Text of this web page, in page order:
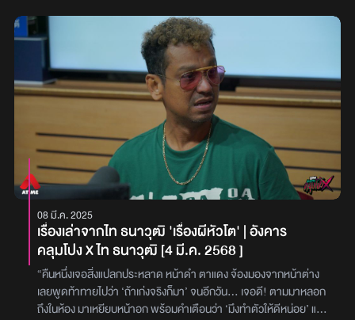
ของอาม่า! ต่อมาถึงได้รู้ว่าอาม่าที่เขาคุ้นเคยได้เสียชีวิตไปแล้ว!!
#อังคารคลุมโปง‘คุณบอส’ เล่าเรื่องหลอนเมื่อคุณพ่อได้เห็นเหตุการณ์
สุดสยองที่ไม่เคยลืม! จากการเห็นอาม่าข้างบ้าน ที่ดูเหมือนจะเป็นการ
หยอกล้อธรรมดา แต่กลับกลายเป็นภาพหลอนของวิญญาณที่ผูกคอ
ตาย! ทำไมถึงเป็นผีเสื้อที่มีหน้าคล้ายอาม่า? ฟังเรื่องสุดหลอนนี้ไป
พร้อมกับ ‘ดีเจแนน’ และ ‘ดีเจเจ็ม’ ในรายการ ‘อังคารคลุมโปง X’ (4
มีนาคม 2568) แล้วเหตุการณ์ณ์สุดหลอนนี้จะจบลงอย่างไร ไปติดตาม
พร้อมกันเลย!!‘คุณบอส’ เล่าว่า เรื่องนี้เป็นเหตุการณ์ที่คุณพ่อของตน
เคยพบเจอ และถูกเล่าต่อกันมาจนถึงรุ่นของตน เหตุการณ์นี้เกิดขึ้นเมื่อ
กว่า 50 ปีที่แล้ว ในกรุงเทพมหานคร บ้านของคุณบอสเป็นครอบครัวชาว
จีน อากงและอาม่า มีลูกทั้งหมด 5 คน โดยคุณพ่อของคุณบอสเป็นลูก
คนกลาง ในสมัยนั้นซอยที่บ้านของคุณพ่อตั้งอยู่เป็นซอยลึก และเงียบ
สงบ มีบ้านเรือนอยู่ไม่มากนัก ส่วนตัวบ้านของคุณพ่อมีขนาดค่อนข้าง
ใหญ่ ข้างบ้านเป็นที่อาศัยของ ‘อาม่า’ ท่านหนึ่ง ซึ่งอยู่เพียงลำพัง ลูก
หลานของท่านจะมาเยี่ยมเพียงนาน ๆ ครั้งในสมัยนั้น คุณพ่อของคุณ
บอสยังเป็นเด็ก มักออกไปวิ่งเล่น และเตะฟุตบอลกับเพื่อน ๆ ด้วยความที่
บ้านอยู่ใกล้กัน คุณพ่อจึงสนิทกับอาม่า ข้างบ้านไปด้วย อาม่าท่านนี้มัก
ทำกิจวัตรประจำวันในตอนเช้า และทุกครั้งที่พบกันก็มักจะทักทายคุณ
08 มี.ค. 2025
เรื่องเล่าจากไท ธนาวุฒิ 'เรื่องผีหัวโต' | อังคาร
คลุมโปง X ไท ธนาวุฒิ [4 มี.ค. 2568 ]
“คืนหนึ่งเจอสิ่งแปลกประหลาด หน้าดำ ตาแดง จ้องมองจากหน้าต่าง
เลยพูดท้าทายไปว่า ‘ถ้าเก่งจริงก็มา’ จนอีกวัน… เจอดี! ตามมาหลอก
ถึงในห้อง มาเหยียบหน้าอก พร้อมคำเตือนว่า ‘มึงทำตัวให้ดีหน่อย’ แล้ว